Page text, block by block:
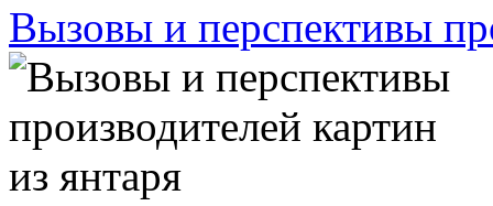
Вызовы и перспективы